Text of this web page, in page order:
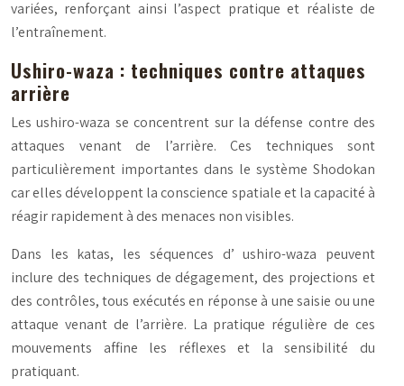
variées, renforçant ainsi l’aspect pratique et réaliste de
l’entraînement.
Ushiro-waza : techniques contre attaques
arrière
Lesushiro-waza se concentrent sur la défense contre des
attaques venant de l’arrière. Ces techniques sont
particulièrement importantes dans le système Shodokan
car elles développent la conscience spatiale et la capacité à
réagir rapidement à des menaces non visibles.
Dans les katas, les séquences d’ushiro-waza peuvent
inclure des techniques de dégagement, des projections et
des contrôles, tous exécutés en réponse à une saisie ou une
attaque venant de l’arrière. La pratique régulière de ces
mouvements affine les réflexes et la sensibilité du
pratiquant.